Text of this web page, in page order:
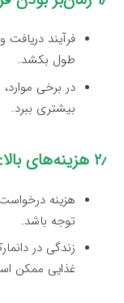
فرآیند
طول بکشد.
در برخی
بیشتری ببرد.
۲٫ هزینه‌های بالا:
هزینه
توجه باشد.
زندگی در
غذایی ممکن